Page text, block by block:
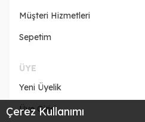
Çerez Kullanımı
Müşteri Hizmetleri
Sepetim
ÜYE
Yeni Üyelik
Üye Girişi